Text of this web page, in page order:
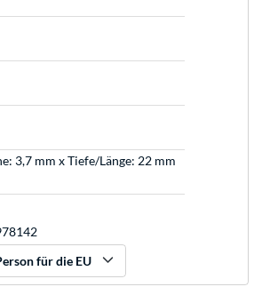
3,7 mm x Tiefe/Länge: 22 mm
für die EU